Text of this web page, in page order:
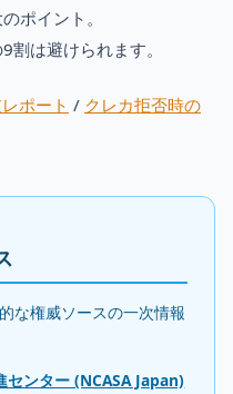
ポイント。
は避けられます。
ポート / クレカ拒否時の
な権威ソースの一次情報
ンター (NCASA Japan)